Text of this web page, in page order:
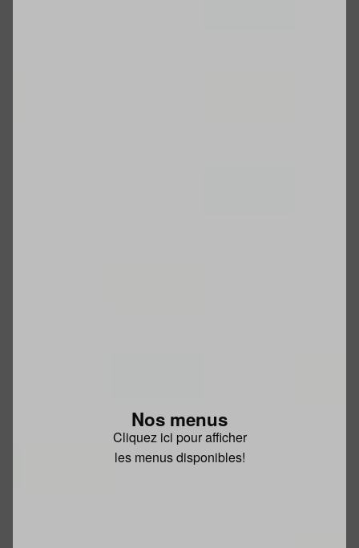
Nos menus
Cliquez ici pour afficher
les menus disponibles!